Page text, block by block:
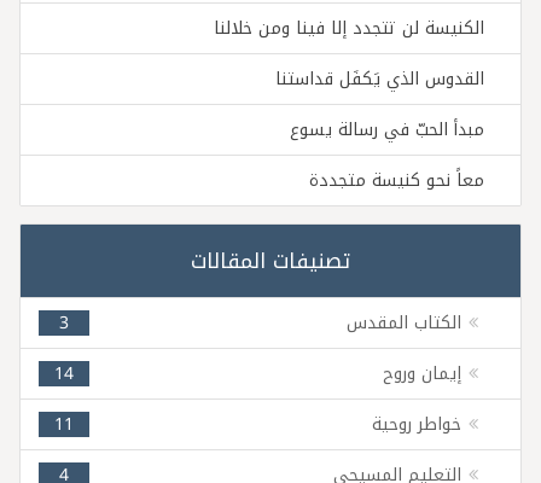
الكنيسة لن تتجدد إلا فينا ومن خلالنا
القدوس الذي يَكفَل قداستنا
مبدأ الحبّ في رسالة يسوع
معاً نحو كنيسة متجددة
تصنيفات المقالات
الكتاب المقدس
3
إيمان وروح
14
خواطر روحية
11
التعليم المسيحي
4